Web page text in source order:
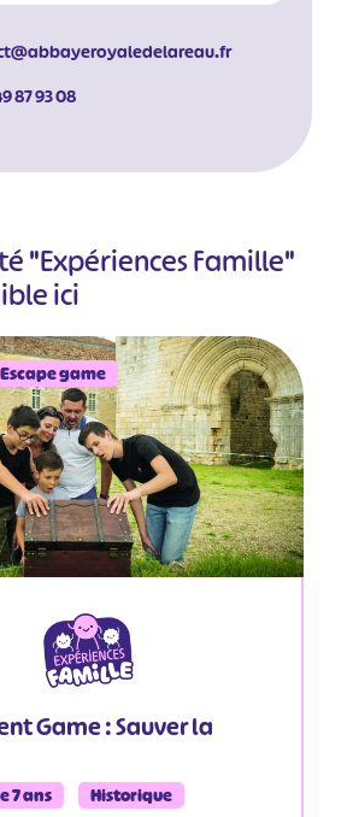
87 93 08
"Expériences Famille"
ici
game
Game : Sauver la
7 ans Historique